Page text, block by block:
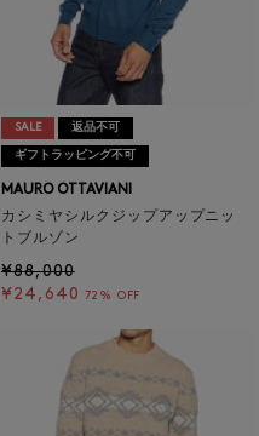
SALE 返品不可
ギフトラッピング不可
MAURO OTTAVIANI
カシミヤシルクジップアップニッ
トブルゾン
¥88,000
¥24,640
72% OFF